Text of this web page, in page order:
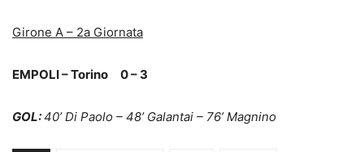
Girone A – 2a Giornata
EMPOLI – Torino 0 – 3
GOL:40’ Di Paolo – 48’ Galantai – 76’ Magnino